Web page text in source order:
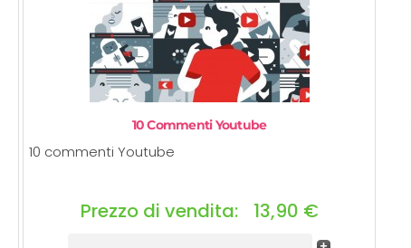
10 Commenti Youtube
10 commenti Youtube
Prezzo di vendita: 13,90 €